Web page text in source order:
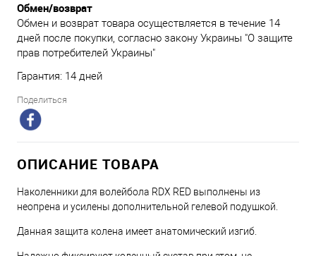
Обмен/возврат
Обмен и возврат товара осуществляется в течение 14
дней после покупки, согласно закону Украины "О защите
прав потребителей Украины"
Гарантия: 14 дней
Поделиться
ОПИСАНИЕ ТОВАРА
Наколенники для волейбола RDX RED выполнены из
неопрена и усилены дополнительной гелевой подушкой.
Данная защита колена имеет анатомический изгиб.